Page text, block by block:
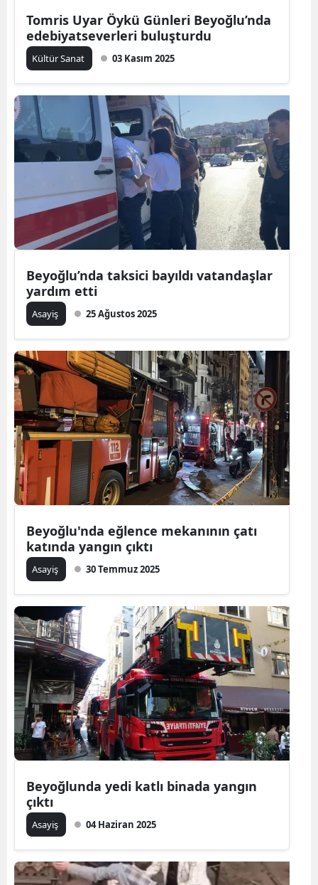
Tomris Uyar Öykü Günleri Beyoğlu’nda
edebiyatseverleri buluşturdu
Kültür Sanat 03 Kasım 2025
Beyoğlu’nda taksici bayıldı vatandaşlar
yardım etti
Asayiş 25 Ağustos 2025
Beyoğlu'nda eğlence mekanının çatı
katında yangın çıktı
Asayiş 30 Temmuz 2025
Beyoğlunda yedi katlı binada yangın
çıktı
Asayiş 04 Haziran 2025